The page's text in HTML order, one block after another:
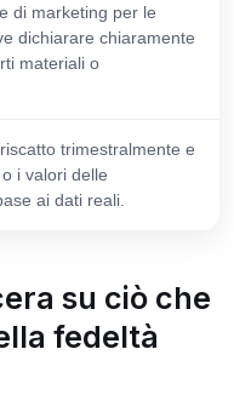
di marketing per le
dichiarare chiaramente
materiali o
trimestralmente e
i valori delle
ai dati reali.
su ciò che
fedeltà